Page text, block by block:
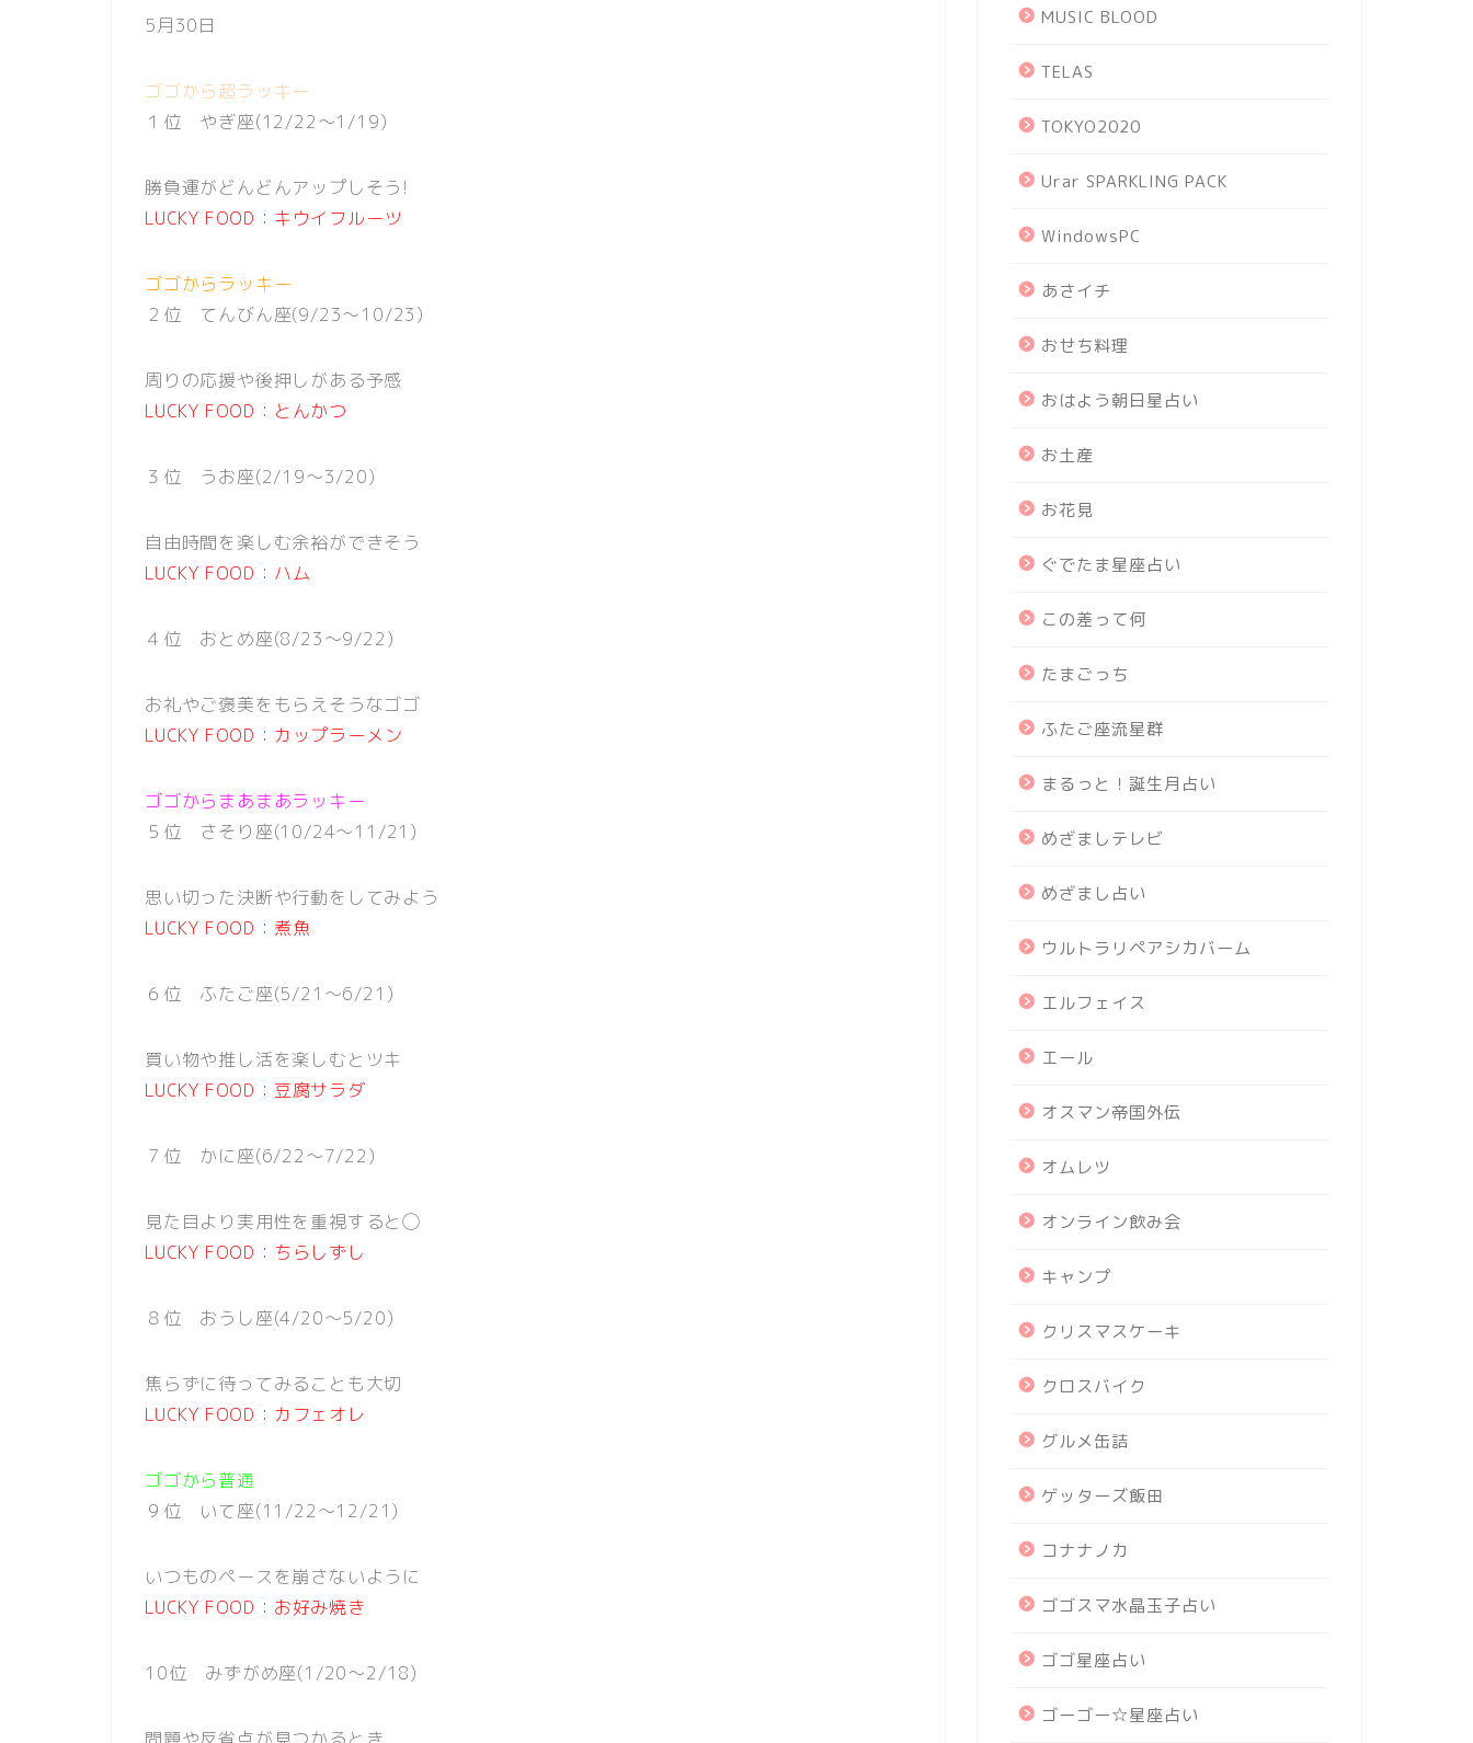
5月30日
ゴゴから超ラッキー
１位 やぎ座(12/22〜1/19)
勝負運がどんどんアップしそう!
LUCKY FOOD：キウイフルーツ
ゴゴからラッキー
２位 てんびん座(9/23〜10/23)
周りの応援や後押しがある予感
LUCKY FOOD：とんかつ
３位 うお座(2/19〜3/20)
自由時間を楽しむ余裕ができそう
LUCKY FOOD：ハム
４位 おとめ座(8/23〜9/22)
お礼やご褒美をもらえそうなゴゴ
LUCKY FOOD：カップラーメン
ゴゴからまあまあラッキー
５位 さそり座(10/24〜11/21)
思い切った決断や行動をしてみよう
LUCKY FOOD：煮魚
６位 ふたご座(5/21〜6/21)
買い物や推し活を楽しむとツキ
LUCKY FOOD：豆腐サラダ
７位 かに座(6/22〜7/22)
見た目より実用性を重視すると◯
LUCKY FOOD：ちらしずし
８位 おうし座(4/20〜5/20)
焦らずに待ってみることも大切
LUCKY FOOD：カフェオレ
ゴゴから普通
９位 いて座(11/22〜12/21)
いつものペースを崩さないように
LUCKY FOOD：お好み焼き
10位 みずがめ座(1/20〜2/18)
MUSIC BLOOD
TELAS
TOKYO2020
Urar SPARKLING PACK
WindowsPC
あさイチ
おせち料理
おはよう朝日星占い
お土産
お花見
ぐでたま星座占い
この差って何
たまごっち
ふたご座流星群
まるっと！誕生月占い
めざましテレビ
めざまし占い
ウルトラリペアシカバーム
エルフェイス
エール
オスマン帝国外伝
オムレツ
オンライン飲み会
キャンプ
クリスマスケーキ
クロスバイク
グルメ缶詰
ゲッターズ飯田
コナナノカ
ゴゴスマ水晶玉子占い
ゴゴ星座占い
ゴーゴー☆星座占い